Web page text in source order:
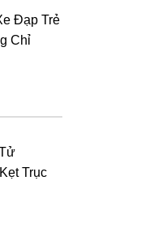
Đạp Trẻ
Chỉ
Trục